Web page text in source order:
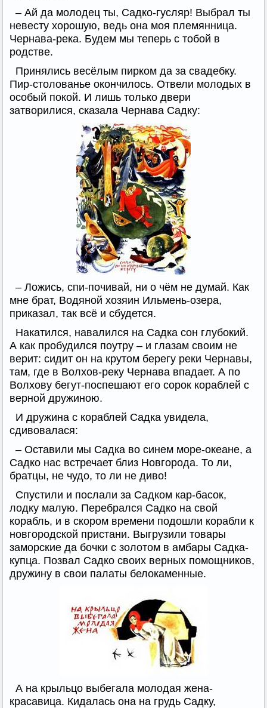
– Ай да молодец ты, Садко-гусляр! Выбрал ты
невесту хорошую, ведь она моя племянница.
Чернава-река. Будем мы теперь с тобой в
родстве.
Принялись весёлым пирком да за свадебку.
Пир-столованье окончилось. Отвели молодых в
особый покой. И лишь только двери
затворилися, сказала Чернава Садку:
– Ложись, спи-почивай, ни о чём не думай. Как
мне брат, Водяной хозяин Ильмень-озера,
приказал, так всё и сбудется.
Накатился, навалился на Садка сон глубокий.
А как пробудился поутру – и глазам своим не
верит: сидит он на крутом берегу реки Чернавы,
там, где в Волхов-реку Чернава впадает. А по
Волхову бегут-поспешают его сорок кораблей с
верной дружиною.
И дружина с кораблей Садка увидела,
сдивовалася:
– Оставили мы Садка во синем море-океане, а
Садко нас встречает близ Новгорода. То ли,
братцы, не чудо, то ли не диво!
Спустили и послали за Садком кар-басок,
лодку малую. Перебрался Садко на свой
корабль, и в скором времени подошли корабли к
новгородской пристани. Выгрузили товары
заморские да бочки с золотом в амбары Садка-
купца. Позвал Садко своих верных помощников,
дружину в свои палаты белокаменные.
А на крыльцо выбегала молодая жена-
красавица. Кидалась она на грудь Садку,